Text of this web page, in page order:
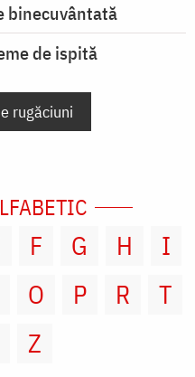
binecuvântată
de ispită
rugăciuni
F G H
I
O P R
T
Z